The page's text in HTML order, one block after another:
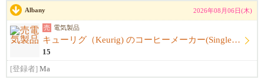
Albany 2026年08月06日(木)
売 電気製品
キューリグ（Keurig) のコーヒーメーカー(Single Serve Coffee) Maker
15
[登録者] Ma